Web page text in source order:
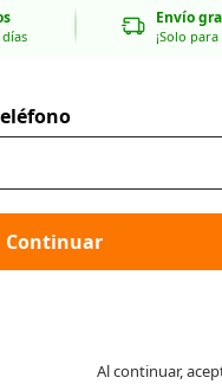
Envío
¡Solo para
Continuar
Al continuar,